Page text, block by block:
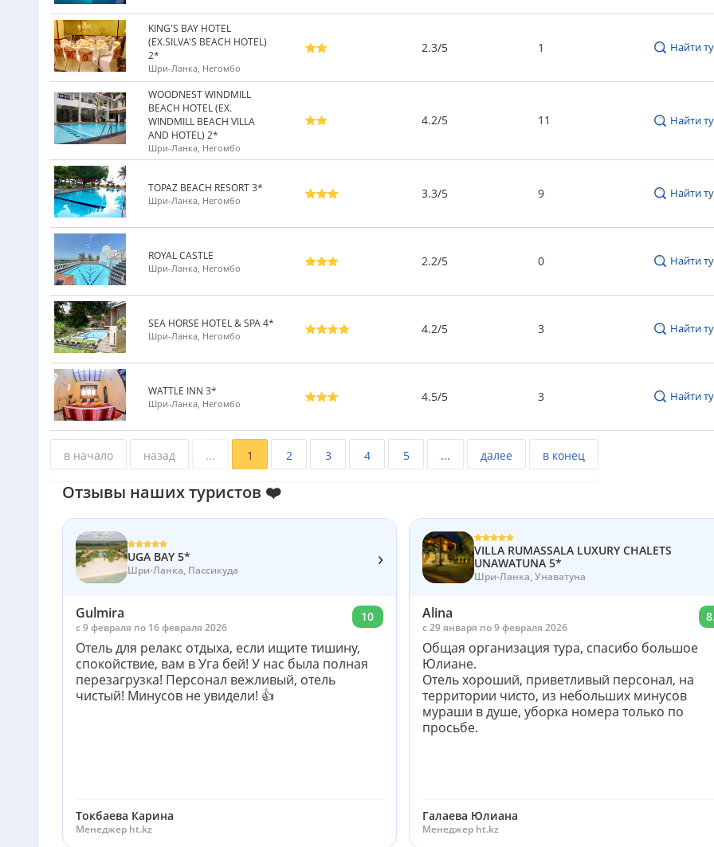
KING'S BAY HOTEL
(EX.SILVA'S BEACH HOTEL)
2*
Шри-Ланка, Негомбо
2.3/5 1 Найти
WOODNEST WINDMILL
BEACH HOTEL (EX.
WINDMILL BEACH VILLA
AND HOTEL) 2*
Шри-Ланка, Негомбо
4.2/5 11 Найти
TOPAZ BEACH RESORT 3*
Шри-Ланка, Негомбо 3.3/5 9 Найти
ROYAL CASTLE
Шри-Ланка, Негомбо 2.2/5 0 Найти
SEA HORSE HOTEL & SPA 4*
Шри-Ланка, Негомбо 4.2/5 3 Найти
WATTLE INN 3*
Шри-Ланка, Негомбо 4.5/5 3 Найти
в начало назад ... 1 2 3 4 5 ... далее в конец
Отзывы наших туристов ❤️
UGA BAY 5*
Шри-Ланка, Пассикуда ›
Gulmira
c 9 февраля по 16 февраля 2026
10
Отель для релакс отдыха, если ищите тишину,
спокойствие, вам в Уга бей! У нас была полная
перезагрузка! Персонал вежливый, отель
чистый! Минусов не увидели! 👍
Токбаева Карина
Менеджер ht.kz
VILLA RUMASSALA LUXURY CHALETS
UNAWATUNA 5*
Шри-Ланка, Унаватуна
Alina
c 29 января по 9 февраля 2026
Общая организация тура, спасибо большое
Юлиане.
Отель хороший, приветливый персонал, на
территории чисто, из небольших минусов
мураши в душе, уборка номера только по
просьбе.
Галаева Юлиана
Менеджер ht.kz